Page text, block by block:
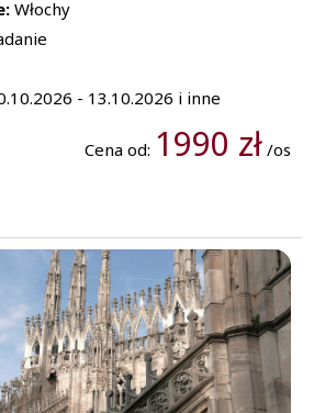
Włochy
- 13.10.2026 i inne
Cena od: 1990 zł/os